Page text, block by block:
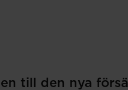
till den nya